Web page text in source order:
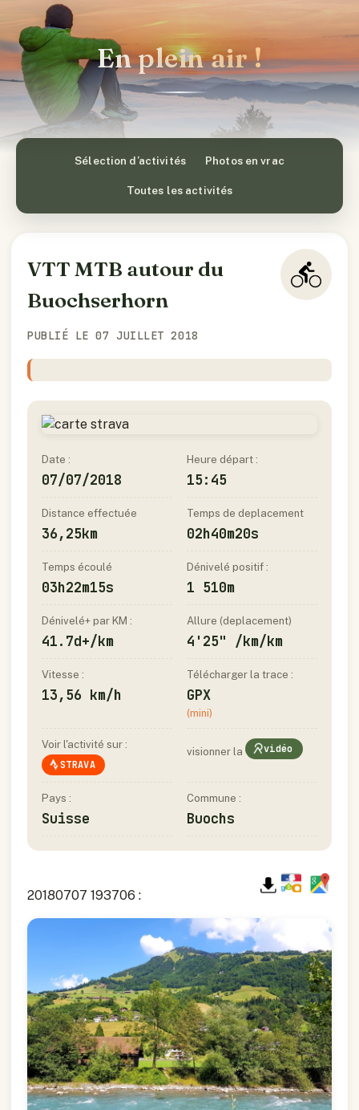
En plein air !
Sélection d’activités Photos en vrac
Toutes les activités
VTT MTB autour du
Buochserhorn
PUBLIÉ LE 07 JUILLET 2018
Date :
07/07/2018
Heure départ :
15:45
Distance effectuée
36,25km
Temps de deplacement
02h40m20s
Temps écoulé
03h22m15s
Dénivelé positif :
1 510m
Dénivelé+ par KM :
41.7d+/km
Allure (deplacement)
4'25" /km/km
Vitesse :
13,56 km/h
Télécharger la trace :
GPX
(mini)
Voir l'activité sur :
STRAVA
visionner la vidéo
Pays :
Suisse
Commune :
Buochs
20180707 193706 :